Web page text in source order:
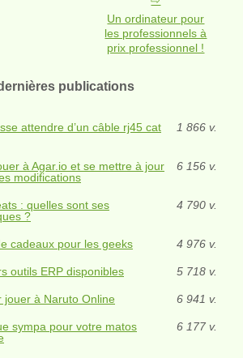
Un ordinateur pour
les professionnels à
prix professionnel !
publications
attendre d’un câble rj45 cat
1 866 v.
à Agar.io et se mettre à jour
modifications
6 156 v.
: quelles sont ses
?
4 790 v.
cadeaux pour les geeks 4 976 v.
outils ERP disponibles 5 718 v.
jouer à Naruto Online 6 941 v.
sympa pour votre matos
6 177 v.